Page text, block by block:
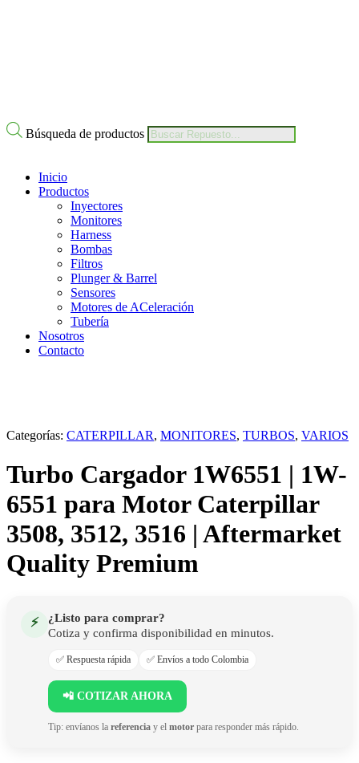
Búsqueda de productos
Inicio
Productos
Inyectores
Monitores
Harness
Bombas
Filtros
Plunger & Barrel
Sensores
Motores de ACeleración
Tubería
Nosotros
Contacto
Categorías: CATERPILLAR, MONITORES, TURBOS, VARIOS
Turbo Cargador 1W6551 | 1W-
6551 para Motor Caterpillar
3508, 3512, 3516 | Aftermarket
Quality Premium
⚡
¿Listo para comprar?
Cotiza y confirma disponibilidad en minutos.
✅ Respuesta rápida ✅ Envíos a todo Colombia
📲 COTIZAR AHORA
Tip: envíanos la referencia y el motor para responder más rápido.